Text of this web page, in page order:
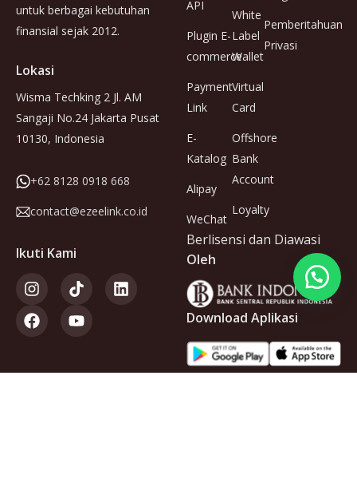
untuk berbagai kebutuhan
finansial sejak 2012.
Lokasi
Wisma Techking 2 Jl. AM
Sangaji No.24 Jakarta Pusat
10130, Indonesia
+62 8128 0918 668
contact@ezeelink.co.id
Ikuti Kami
API
Plugin E-
commerce
Payment
Link
E-
Katalog
Alipay
WeChat
White
Label
Wallet
Virtual
Card
Offshore
Bank
Account
Loyalty
Pemberitahuan
Privasi
Berlisensi dan Diawasi
Oleh
Download Aplikasi